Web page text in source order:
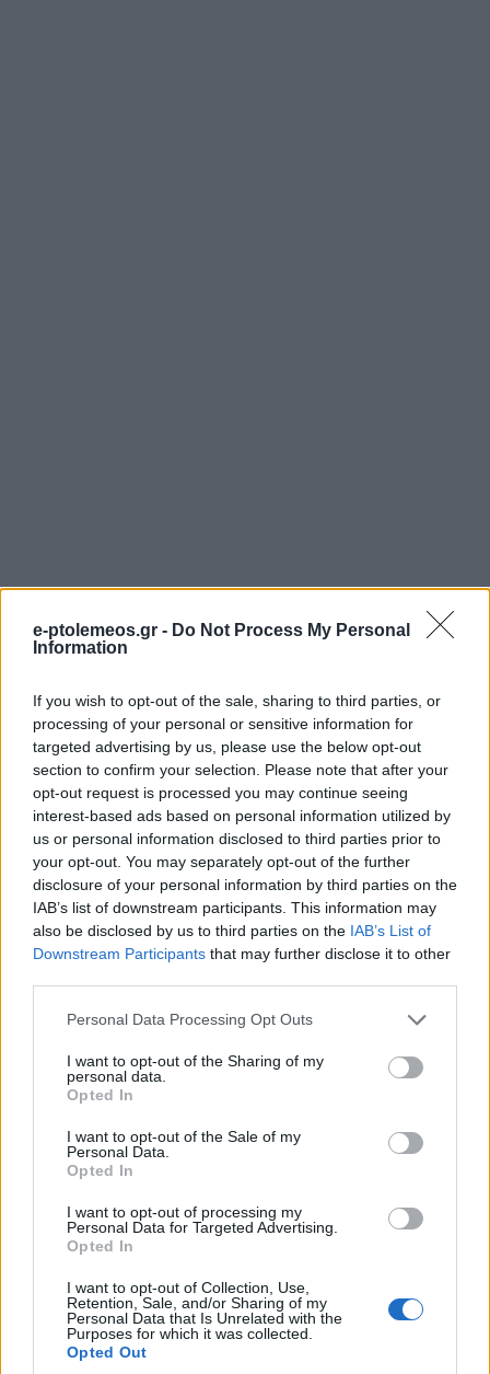
e-ptolemeos.gr - Do Not Process My Personal
Information
If you wish to opt-out of the sale, sharing to third parties, or
processing of your personal or sensitive information for
targeted advertising by us, please use the below opt-out
section to confirm your selection. Please note that after your
opt-out request is processed you may continue seeing
interest-based ads based on personal information utilized by
us or personal information disclosed to third parties prior to
your opt-out. You may separately opt-out of the further
disclosure of your personal information by third parties on the
IAB’s list of downstream participants. This information may
also be disclosed by us to third parties on the IAB’s List of
Downstream Participants that may further disclose it to other
Please note that this website/app uses one or more Google
not limited to your visit or usage behaviour. You may click to
grant or deny consent to Google and its third-party tags to
use your data for below specified purposes in below Google
consent section.
Personal Data Processing Opt Outs
I want to opt-out of the Sharing of my
personal data.
Opted In
I want to opt-out of the Sale of my
Personal Data.
Opted In
I want to opt-out of processing my
Personal Data for Targeted Advertising.
Opted In
I want to opt-out of Collection, Use,
Retention, Sale, and/or Sharing of my
Personal Data that Is Unrelated with the
Purposes for which it was collected.
Opted Out
ΠΟΛΙΤΙΣΜΌΣ
Η Φιλαρμονική
«Πανδώρα» και ο
Σύνδεσμος
Γραμμάτων & Τεχνών
εκπροσωπούν την
Κοζάνη στο 27ο
Διεθνές Φεστιβάλ
7 Αυγούστου 2026, 9:30 μμ
ΜΟΥΣΙΚΈΣ ΕΠΙΛΟΓΈΣ
Οι μουσικές επιλογές
του e-ptolemeos.gr:
Jimmy James & The
Vagabonds – Now Is
the Time (1976)
7 Αυγούστου 2026, 9:00 μμ
ΚΟΙΝΩΝΊΑ ΑΣΤΥΝΟΜΙΚΌ ΔΕΛΤΊΟ
Καστοριά: 20χρονη
κατάλαβε ότι πήγε να
πέσει θύμα